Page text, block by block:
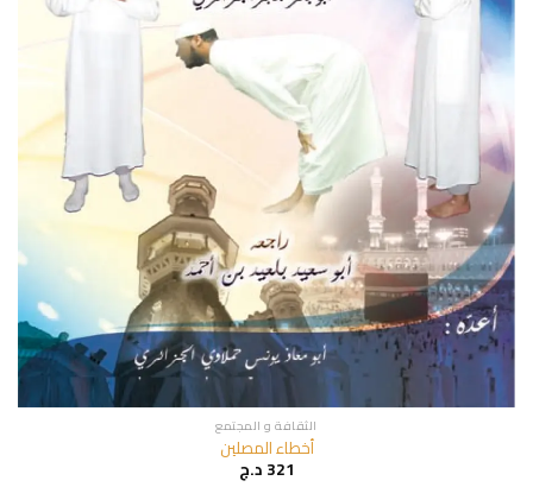
الثقافة و المجتمع
أخطاء المصلين
321د.ج